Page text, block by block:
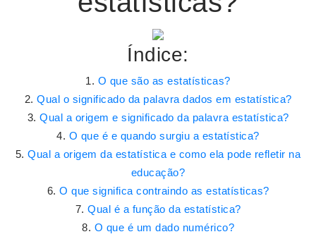
Índice:
O que são as estatísticas?
Qual o significado da palavra dados em estatística?
Qual a origem e significado da palavra estatística?
O que é e quando surgiu a estatística?
Qual a origem da estatística e como ela pode refletir na
educação?
O que significa contraindo as estatísticas?
Qual é a função da estatística?
O que é um dado numérico?